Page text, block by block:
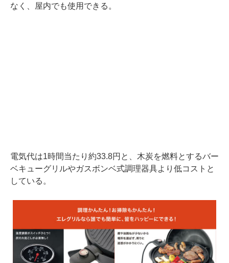
なく、屋内でも使用できる。
電気代は1時間当たり約33.8円と、木炭を燃料とするバー
ベキューグリルやガスボンベ式調理器具より低コストと
している。